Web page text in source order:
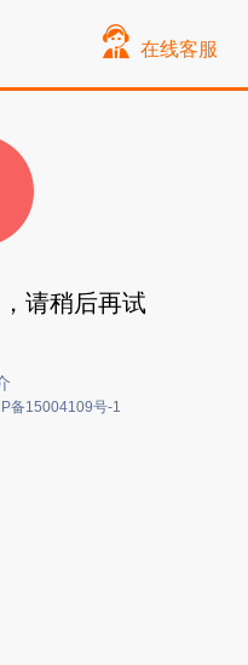
在线客服
请稍后再试
备15004109号-1